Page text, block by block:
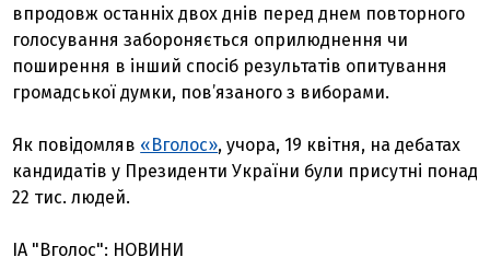
впродовж останніх двох днів перед днем повторного
голосування забороняється оприлюднення чи
поширення в інший спосіб результатів опитування
громадської думки, пов’язаного з виборами.
Як повідомляв «Вголос», учора, 19 квітня, на дебатах
кандидатів у Президенти України були присутні понад
22 тис. людей.
ІА "Вголос": НОВИНИ